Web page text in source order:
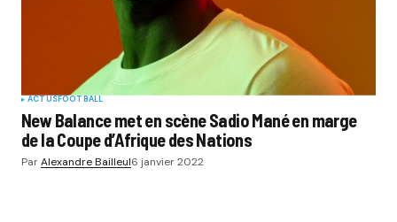
ACTUSFOOTBALL
New Balance met en scène Sadio Mané en marge
de la Coupe d’Afrique des Nations
ParAlexandre Bailleul6 janvier 2022